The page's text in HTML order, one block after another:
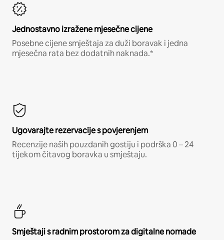
Jednostavno izražene mjesečne cijene
Posebne cijene smještaja za duži boravak i jedna
mjesečna rata bez dodatnih naknada.*
Ugovarajte rezervacije s povjerenjem
Recenzije naših pouzdanih gostiju i podrška 0 – 24
tijekom čitavog boravka u smještaju.
Smještaji s radnim prostorom za digitalne nomade